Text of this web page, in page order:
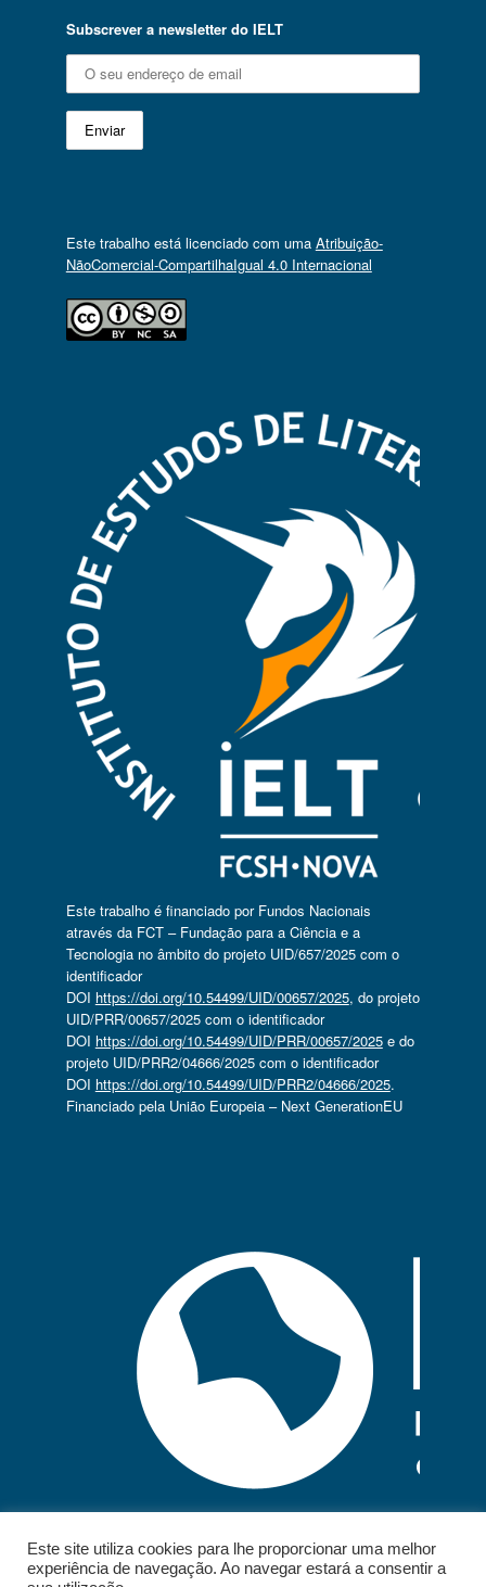
Subscrever a newsletter do IELT
Este trabalho está licenciado com uma Atribuição-
NãoComercial-CompartilhaIgual 4.0 Internacional
Este trabalho é financiado por Fundos Nacionais
através da FCT – Fundação para a Ciência e a
Tecnologia no âmbito do projeto UID/657/2025 com o
identificador
DOI https://doi.org/10.54499/UID/00657/2025, do projeto
UID/PRR/00657/2025 com o identificador
DOI https://doi.org/10.54499/UID/PRR/00657/2025e do
projeto UID/PRR2/04666/2025 com o identificador
DOI https://doi.org/10.54499/UID/PRR2/04666/2025.
Financiado pela União Europeia – Next GenerationEU
Este site utiliza cookies para lhe proporcionar uma melhor
experiência de navegação. Ao navegar estará a consentir a